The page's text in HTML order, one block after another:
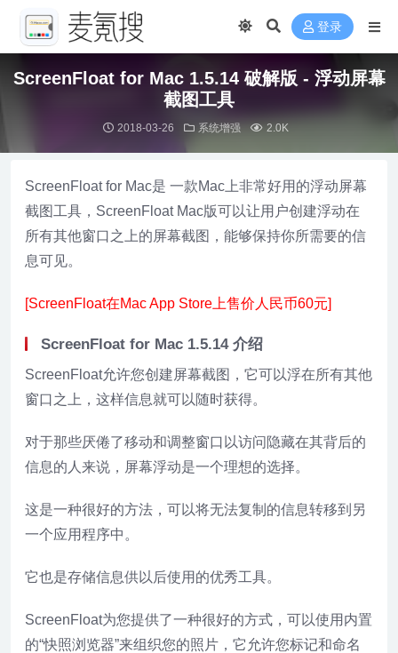
登录
ScreenFloat for Mac 1.5.14 破解版 - 浮动屏幕
截图工具
2018-03-26 系统增强 2.0K
ScreenFloat for Mac是 一款Mac上非常好用的浮动屏幕
截图工具，ScreenFloat Mac版可以让用户创建浮动在
所有其他窗口之上的屏幕截图，能够保持你所需要的信
息可见。
[ScreenFloat在Mac App Store上售价人民币60元]
ScreenFloat for Mac 1.5.14 介绍
ScreenFloat允许您创建屏幕截图，它可以浮在所有其他
窗口之上，这样信息就可以随时获得。
对于那些厌倦了移动和调整窗口以访问隐藏在其背后的
信息的人来说，屏幕浮动是一个理想的选择。
这是一种很好的方法，可以将无法复制的信息转移到另
一个应用程序中。
它也是存储信息供以后使用的优秀工具。
ScreenFloat为您提供了一种很好的方式，可以使用内置
的“快照浏览器”来组织您的照片，它允许您标记和命名